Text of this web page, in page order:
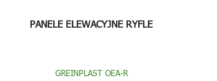
PANELE ELEWACYJNE RYFLE
GREINPLAST OEA-R